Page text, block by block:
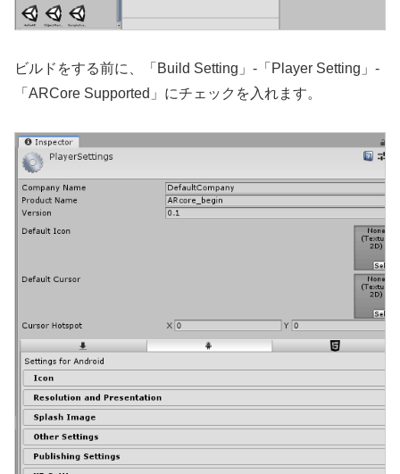
ビルドをする前に、「Build Setting」-「Player Setting」-
「ARCore Supported」にチェックを入れます。